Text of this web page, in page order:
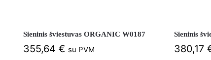
Sieninis šviestuvas ORGANIC W0187
355,64 € su PVM
Sieninis
380,17